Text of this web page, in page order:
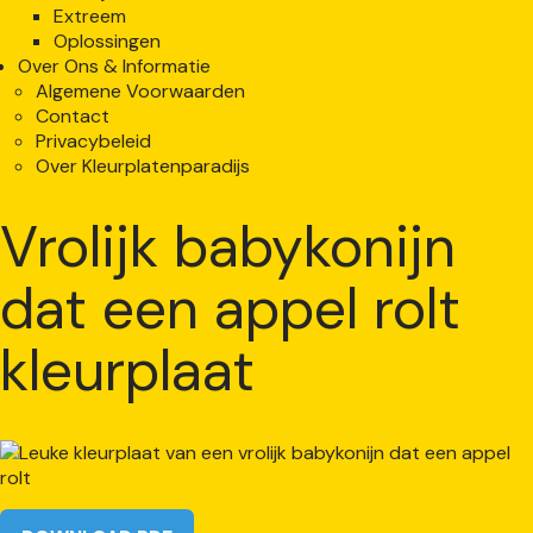
Extreem
Oplossingen
Over Ons & Informatie
Algemene Voorwaarden
Contact
Privacybeleid
Over Kleurplatenparadijs
Vrolijk babykonijn
dat een appel rolt
kleurplaat